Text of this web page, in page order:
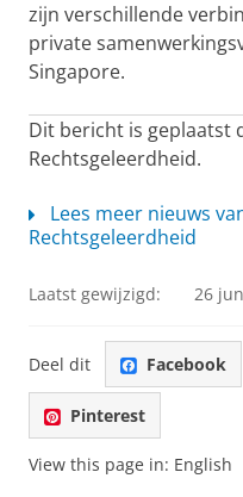
zijn verschillende
private
Singapore.
Dit bericht is geplaatst
Rechtsgeleerdheid.
Lees meer nieuws
Rechtsgeleerdheid
Laatst gewijzigd: 26
Deel dit Facebook
Pinterest
View this page in: English